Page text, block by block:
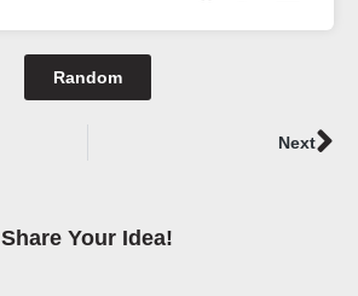
Random
Next
Share Your Idea!​